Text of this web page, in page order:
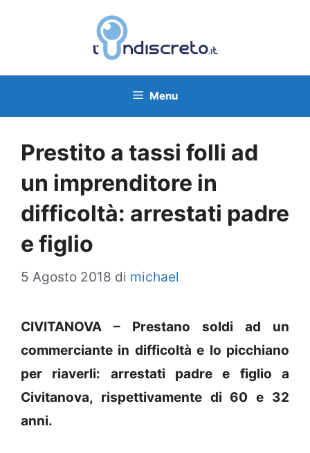
Menu
Prestito a tassi folli ad
un imprenditore in
difficoltà: arrestati padre
e figlio
5 Agosto 2018 di michael
CIVITANOVA – Prestano soldi ad un
commerciante in difficoltà e lo picchiano
per riaverli: arrestati padre e figlio a
Civitanova, rispettivamente di 60 e 32
anni.